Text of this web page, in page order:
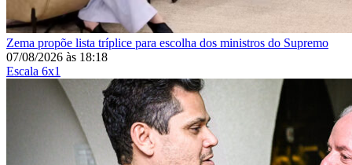
Zema propõe lista tríplice para escolha dos ministros do Supremo
07/08/2026 às 18:18
Escala 6x1